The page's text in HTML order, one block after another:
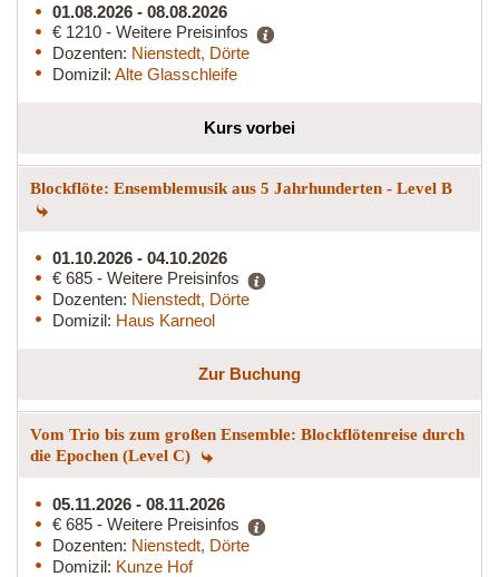
01.08.2026 - 08.08.2026
€ 1210 - Weitere Preisinfos
Dozenten: Nienstedt, Dörte
Domizil: Alte Glasschleife
Kurs vorbei
Blockflöte: Ensemblemusik aus 5 Jahrhunderten - Level B
01.10.2026 - 04.10.2026
€ 685 - Weitere Preisinfos
Dozenten: Nienstedt, Dörte
Domizil: Haus Karneol
Zur Buchung
Vom Trio bis zum großen Ensemble: Blockflötenreise durch
die Epochen (Level C)
05.11.2026 - 08.11.2026
€ 685 - Weitere Preisinfos
Dozenten: Nienstedt, Dörte
Domizil: Kunze Hof